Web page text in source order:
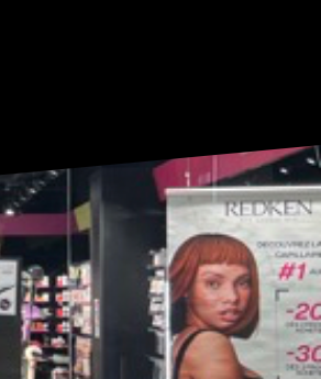
RESTAURANTS
ACTUALITÉS ACCÈS